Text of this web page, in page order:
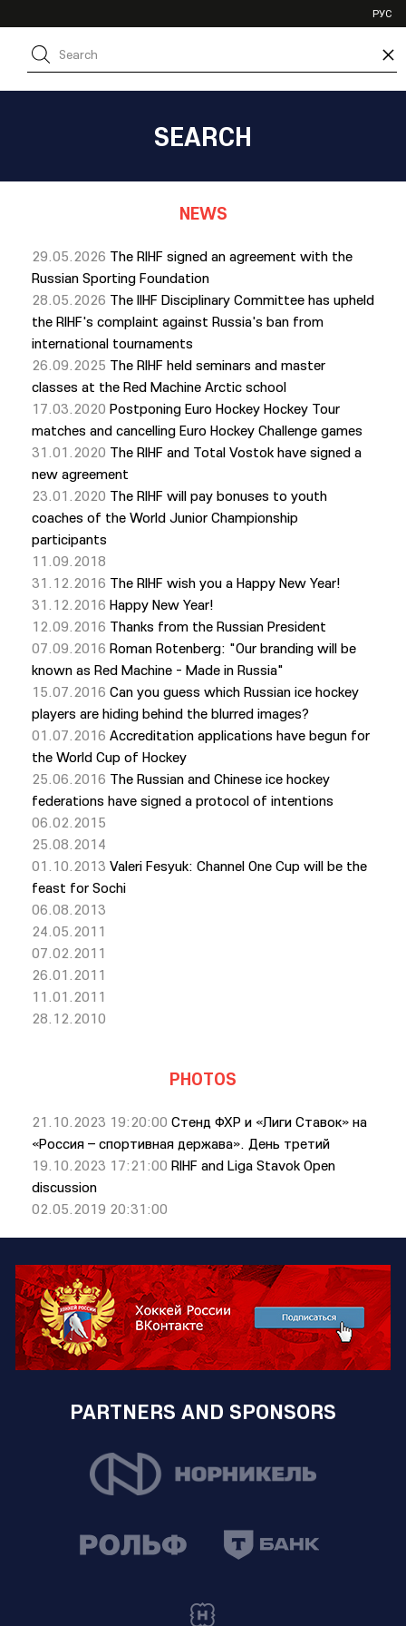
×
РУС
JHL
SEARCH
NEWS
29.05.2026 The RIHF signed an agreement with the
Russian Sporting Foundation
28.05.2026 The IIHF Disciplinary Committee has upheld
the RIHF's complaint against Russia's ban from
international tournaments
26.09.2025 The RIHF held seminars and master
classes at the Red Machine Arctic school
17.03.2020 Postponing Euro Hockey Hockey Tour
matches and cancelling Euro Hockey Challenge games
31.01.2020 The RIHF and Total Vostok have signed a
new agreement
23.01.2020 The RIHF will pay bonuses to youth
coaches of the World Junior Championship
participants
11.09.2018
31.12.2016 The RIHF wish you a Happy New Year!
31.12.2016 Happy New Year!
12.09.2016 Thanks from the Russian President
07.09.2016 Roman Rotenberg: "Our branding will be
known as Red Machine - Made in Russia"
15.07.2016 Can you guess which Russian ice hockey
players are hiding behind the blurred images?
01.07.2016 Accreditation applications have begun for
the World Cup of Hockey
25.06.2016 The Russian and Chinese ice hockey
federations have signed a protocol of intentions
06.02.2015
25.08.2014
01.10.2013 Valeri Fesyuk: Channel One Cup will be the
feast for Sochi
06.08.2013
24.05.2011
07.02.2011
26.01.2011
11.01.2011
28.12.2010
PHOTOS
21.10.2023 19:20:00 Стенд ФХР и «Лиги Ставок» на
«Россия – спортивная держава». День третий
19.10.2023 17:21:00 RIHF and Liga Stavok Open
discussion
02.05.2019 20:31:00
PARTNERS AND SPONSORS